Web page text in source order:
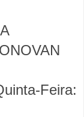
Feira: